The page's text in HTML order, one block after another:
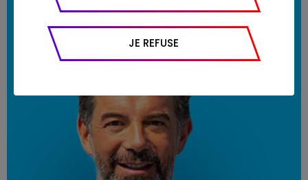
sur le site, nombre de pages vues en moyenne,
appareil et navigateur utilisé, emplacement
géographique), l’origine du trafic et la
JE REFUSE